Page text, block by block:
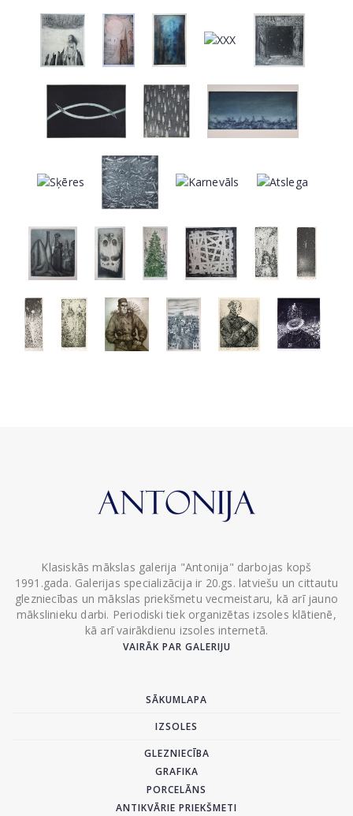
Klasiskās mākslas galerija "Antonija" darbojas kopš
1991.gada. Galerijas specializācija ir 20.gs. latviešu un cittautu
glezniecības un mākslas priekšmetu vecmeistaru, kā arī jauno
mākslinieku darbi. Periodiski tiek organizētas izsoles klātienē,
kā arī vairākdienu izsoles internetā.
VAIRĀK PAR GALERIJU
SĀKUMLAPA
IZSOLES
GLEZNIECĪBA
GRAFIKA
PORCELĀNS
ANTIKVĀRIE PRIEKŠMETI